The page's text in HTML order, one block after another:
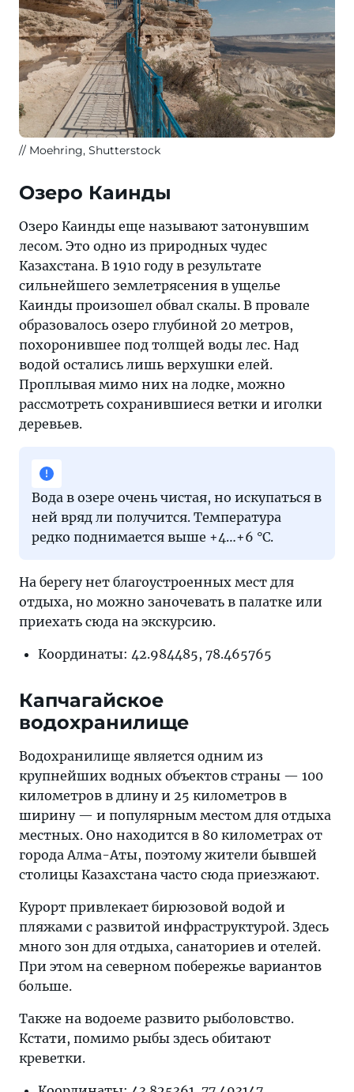
Moehring, Shutterstock
Озеро Каинды
Озеро Каинды еще называют затонувшим
лесом. Это одно из природных чудес
Казахстана. В 1910 году в результате
сильнейшего землетрясения в ущелье
Каинды произошел обвал скалы. В провале
образовалось озеро глубиной 20 метров,
похоронившее под толщей воды лес. Над
водой остались лишь верхушки елей.
Проплывая мимо них на лодке, можно
рассмотреть сохранившиеся ветки и иголки
деревьев.
Вода в озере очень чистая, но искупаться в
ней вряд ли получится. Температура
редко поднимается выше +4…+6 °C.
На берегу нет благоустроенных мест для
отдыха, но можно заночевать в палатке или
приехать сюда на экскурсию.
Координаты: 42.984485, 78.465765
Капчагайское
водохранилище
Водохранилище является одним из
крупнейших водных объектов страны — 100
километров в длину и 25 километров в
ширину — и популярным местом для отдыха
местных. Оно находится в 80 километрах от
города Алма-Аты, поэтому жители бывшей
столицы Казахстана часто сюда приезжают.
Курорт привлекает бирюзовой водой и
пляжами с развитой инфраструктурой. Здесь
много зон для отдыха, санаториев и отелей.
При этом на северном побережье вариантов
больше.
Также на водоеме развито рыболовство.
Кстати, помимо рыбы здесь обитают
креветки.